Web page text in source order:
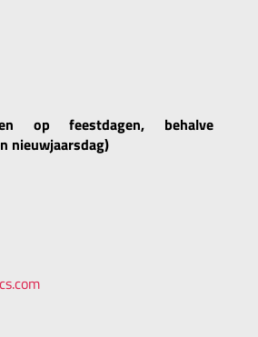
op feestdagen, behalve
nieuwjaarsdag)